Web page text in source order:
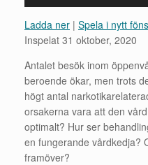
Ladda ner | Spela i nytt
Inspelat 31 oktober, 2020
Antalet besök inom
beroende ökar, men trots
högt antal
orsakerna vara att den
optimalt? Hur ser
en fungerande vårdkedja?
framöver?